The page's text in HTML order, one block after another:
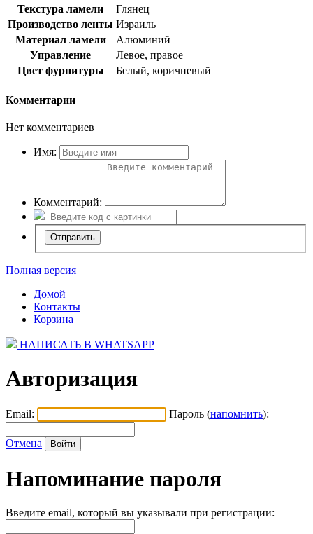
Текстура ламели
Глянец
Производство ленты Израиль
Материал ламели
Алюминий
Управление
Левое, правое
Цвет фурнитуры
Белый, коричневый
Комментарии
Нет комментариев
Имя:
Комментарий:
Полная версия
Домой
Контакты
Корзина
НАПИСАТЬ В WHATSAPP
Авторизация
Email: Пароль (напомнить):
Отмена
Напоминание пароля
Введите email, который вы указывали при регистрации: